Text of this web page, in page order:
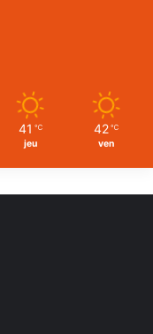
41 ℃
jeu
42 ℃
ven